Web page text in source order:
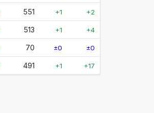
551 +1 +2
513 +1 +4
70 ±0 ±0
491 +1 +17